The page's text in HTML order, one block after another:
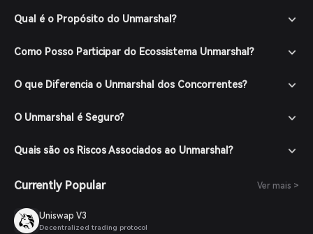
Qual é o Propósito do Unmarshal?
Como Posso Participar do Ecossistema Unmarshal?
O que Diferencia o Unmarshal dos Concorrentes?
O Unmarshal é Seguro?
Quais são os Riscos Associados ao Unmarshal?
Currently Popular Ver mais >
Uniswap V3
Decentralized trading protocol